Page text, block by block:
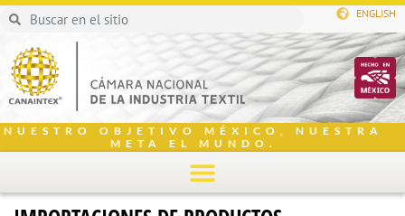
ENGLISH
NUESTRO OBJETIVO MÉXICO, NUESTRA
META EL MUNDO.